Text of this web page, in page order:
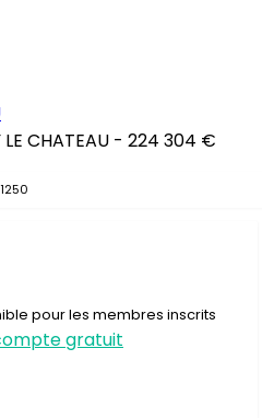
CHATEAU - 224 304 €
pour les membres inscrits
gratuit